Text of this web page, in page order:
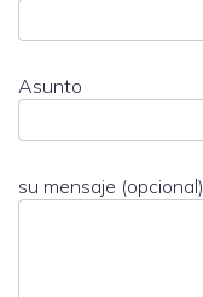
Asunto
su mensaje (opcional)